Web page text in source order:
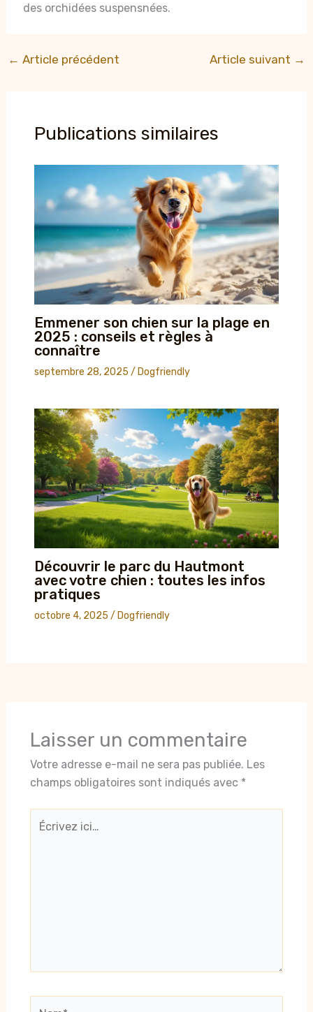
des orchidées suspensnées.
← Article précédent Article suivant →
Publications similaires
Emmener son chien sur la plage en
2025 : conseils et règles à
connaître
septembre 28, 2025 / Dogfriendly
Découvrir le parc du Hautmont
avec votre chien : toutes les infos
pratiques
octobre 4, 2025 / Dogfriendly
Laisser un commentaire
Votre adresse e-mail ne sera pas publiée. Les
champs obligatoires sont indiqués avec *
Écrivez